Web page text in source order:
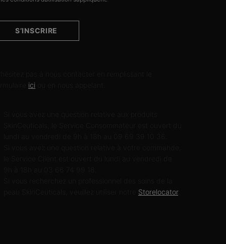
S’INSCRIRE
ici
Storelocator.